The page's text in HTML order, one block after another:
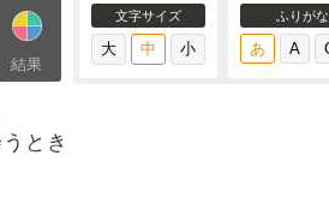
結果
文字サイズ ふりがな
うとき